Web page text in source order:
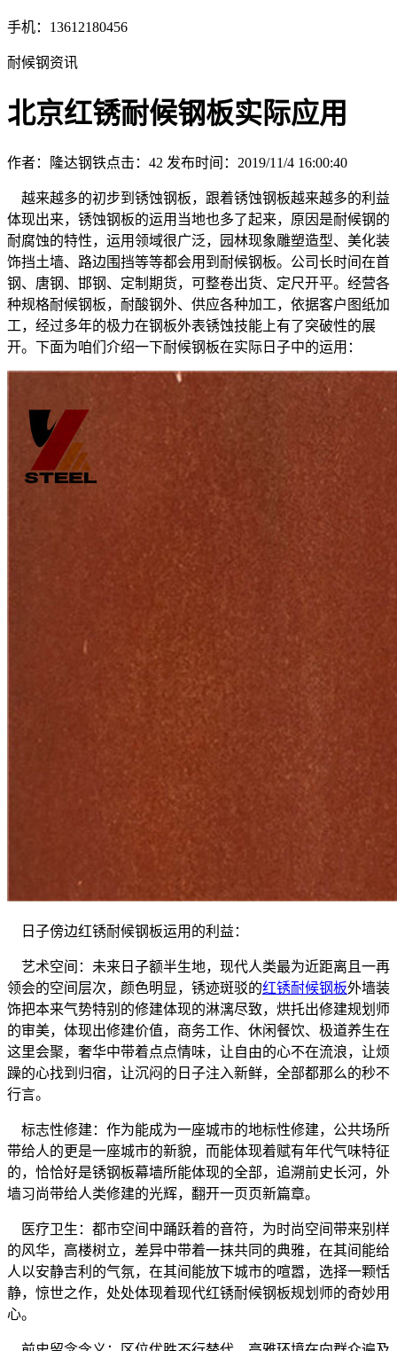
手机：13612180456
耐候钢资讯
北京红锈耐候钢板实际应用
作者：隆达钢铁点击： 42 发布时间：2019/11/4 16:00:40
越来越多的初步到锈蚀钢板，跟着锈蚀钢板越来越多的利益
体现出来，锈蚀钢板的运用当地也多了起来，原因是耐候钢的
耐腐蚀的特性，运用领域很广泛，园林现象雕塑造型、美化装
饰挡土墙、路边围挡等等都会用到耐候钢板。公司长时间在首
钢、唐钢、邯钢、定制期货，可整卷出货、定尺开平。经营各
种规格耐候钢板，耐酸钢外、供应各种加工，依据客户图纸加
工，经过多年的极力在钢板外表锈蚀技能上有了突破性的展
开。下面为咱们介绍一下耐候钢板在实际日子中的运用：
日子傍边红锈耐候钢板运用的利益：
艺术空间：未来日子额半生地，现代人类最为近距离且一再
领会的空间层次，颜色明显，锈迹斑驳的红锈耐候钢板外墙装
饰把本来气势特别的修建体现的淋漓尽致，烘托出修建规划师
的审美，体现出修建价值，商务工作、休闲餐饮、极道养生在
这里会聚，奢华中带着点点情味，让自由的心不在流浪，让烦
躁的心找到归宿，让沉闷的日子注入新鲜，全部都那么的秒不
行言。
标志性修建：作为能成为一座城市的地标性修建，公共场所
带给人的更是一座城市的新貌，而能体现着赋有年代气味特征
的，恰恰好是锈钢板幕墙所能体现的全部，追溯前史长河，外
墙习尚带给人类修建的光辉，翻开一页页新篇章。
医疗卫生：都市空间中踊跃着的音符，为时尚空间带来别样
的风华，高楼树立，差异中带着一抹共同的典雅，在其间能给
人以安静吉利的气氛，在其间能放下城市的喧嚣，选择一颗恬
静，惊世之作，处处体现着现代红锈耐候钢板规划师的奇妙用
心。